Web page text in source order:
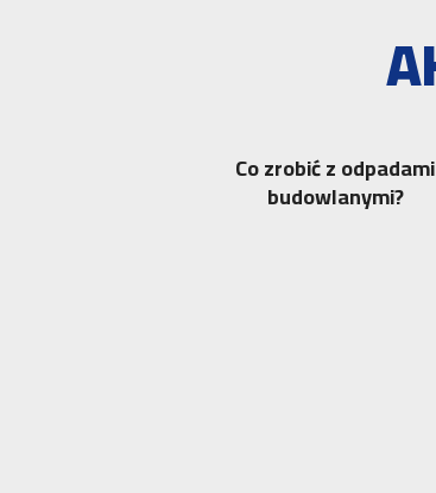
Co zrobić z odpadami
budowlanymi?